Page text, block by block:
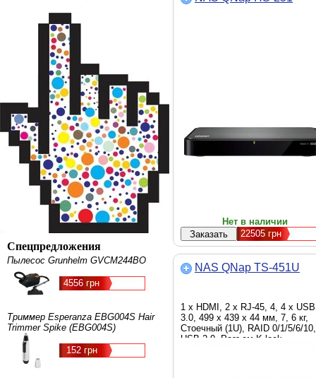
Спецпредложения
Пылесос Grunhelm GVCM244BO
4556 грн
Триммер Esperanza EBG004S Hair
Trimmer Spike (EBG004S)
152 грн
Нет в наличии
22505грн
NAS QNap TS-451U
1 x HDMI, 2 x RJ-45, 4, 4 х USB
3.0, 499 х 439 х 44 мм, 7, 6 кг,
Cтоечный (1U), RAID 0/1/5/6/10,
USB 2.0, Разъем K-lock